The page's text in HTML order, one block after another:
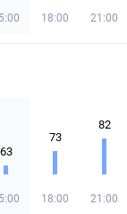
18:00 21:00
63
73
18:00
82
21:00